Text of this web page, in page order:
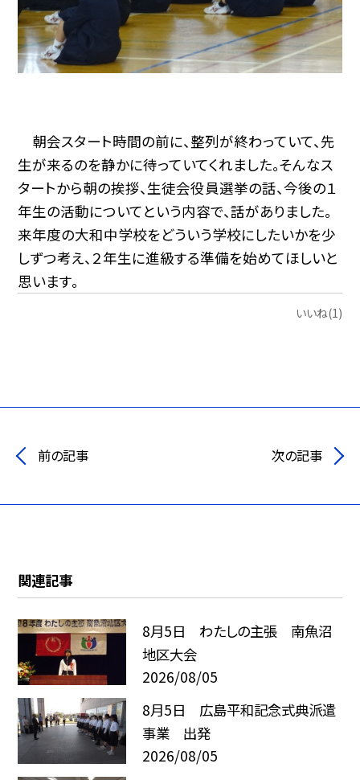
朝会スタート時間の前に、整列が終わっていて、先
生が来るのを静かに待っていてくれました。そんなス
タートから朝の挨拶、生徒会役員選挙の話、今後の１
年生の活動についてという内容で、話がありました。
来年度の大和中学校をどういう学校にしたいかを少
しずつ考え、２年生に進級する準備を始めてほしいと
思います。
いいね(1)
前の記事 次の記事
関連記事
8月5日 わたしの主張 南魚沼
地区大会
2026/08/05
8月5日 広島平和記念式典派遣
事業 出発
2026/08/05